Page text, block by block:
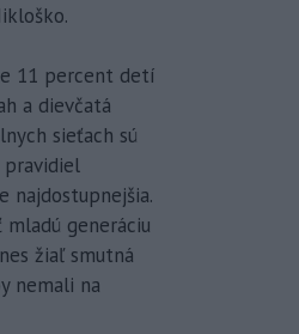
11 percent detí
a dievčatá
sieťach sú
najdostupnejšia.
generáciu
žiaľ smutná
nemali na